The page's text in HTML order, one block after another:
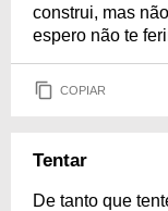
construi, mas
espero não te
COPIAR
Tentar
De tanto que